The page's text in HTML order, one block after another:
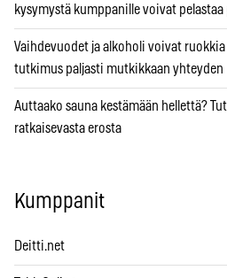
kysymystä kumppanille voivat
Vaihdevuodet ja alkoholi voivat
tutkimus paljasti mutkikkaan yhteyden
Auttaako sauna kestämään hellettä?
ratkaisevasta erosta
Kumppanit
Deitti.net